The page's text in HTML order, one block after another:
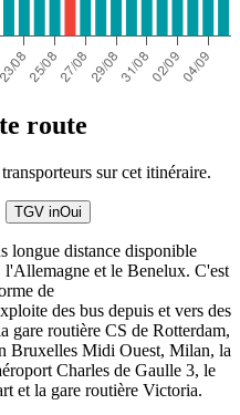
route
sur cet itinéraire.
TGV inOui
longue distance disponible
l'Allemagne et le Benelux. C'est
de
des bus depuis et vers des
gare routière CS de Rotterdam,
Bruxelles Midi Ouest, Milan, la
Charles de Gaulle 3, le
et la gare routière Victoria.